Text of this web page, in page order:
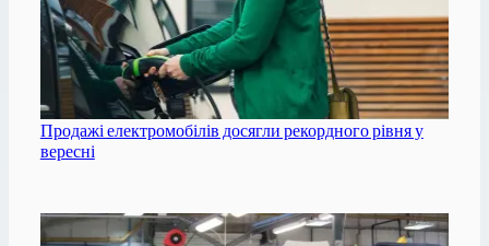
Продажі електромобілів досягли рекордного рівня у
вересні